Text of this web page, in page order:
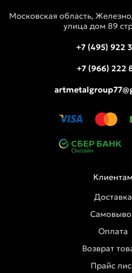
Московская область,
улица дом 89
+7 (495) 922
+7 (966) 222
Клиентам
Доставка
Оплата
Возврат
Прайс